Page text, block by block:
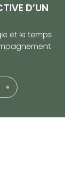
D’UN
et le temps